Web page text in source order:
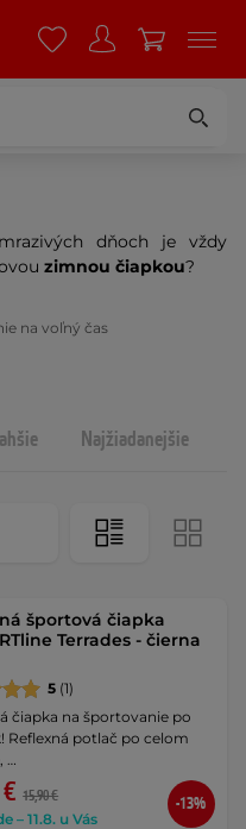
dňoch je vždy
zimnou čiapkou?
na voľný čas
Najžiadanejšie
športová čiapka
Terrades - čierna
5 (1)
čiapka na športovanie po
Reflexná potlač po celom
…
15,90 €
– 11.8. u Vás
-13%